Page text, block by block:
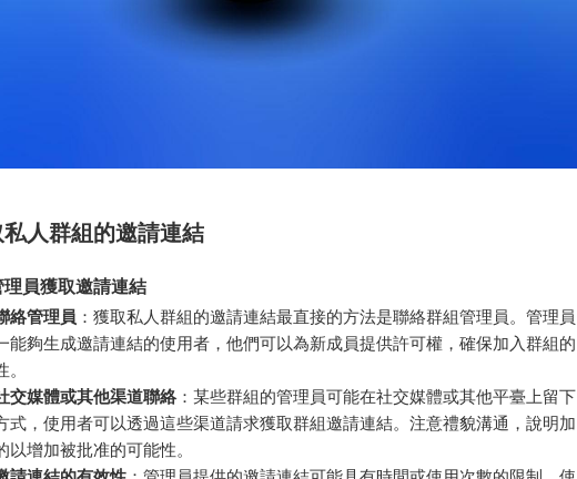
人群組的邀請連結
員獲取邀請連結
絡管理員 ：獲取私人群組的邀請連結最直接的方法是聯絡群組管理員。管理員
能夠生成邀請連結的使用者，他們可以為新成員提供許可權，確保加入群組的
交媒體或其他渠道聯絡：某些群組的管理員可能在社交媒體或其他平臺上留下
式，使用者可以透過這些渠道請求獲取群組邀請連結。注意禮貌溝通，說明加
以增加被批准的可能性。